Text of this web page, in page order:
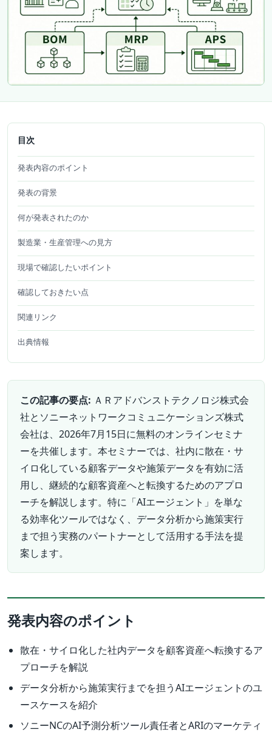
目次
発表内容のポイント
発表の背景
何が発表されたのか
製造業・生産管理への見方
現場で確認したいポイント
確認しておきたい点
関連リンク
出典情報
この記事の要点: ＡＲアドバンストテクノロジ株式会
社とソニーネットワークコミュニケーションズ株式
会社は、2026年7月15日に無料のオンラインセミナ
ーを共催します。本セミナーでは、社内に散在・サ
イロ化している顧客データや施策データを有効に活
用し、継続的な顧客資産へと転換するためのアプロ
ーチを解説します。特に「AIエージェント」を単な
る効率化ツールではなく、データ分析から施策実行
まで担う実務のパートナーとして活用する手法を提
案します。
発表内容のポイント
散在・サイロ化した社内データを顧客資産へ転換するア
プローチを解説
データ分析から施策実行までを担うAIエージェントのユ
ースケースを紹介
ソニーNCのAI予測分析ツール責任者とARIのマーケティ